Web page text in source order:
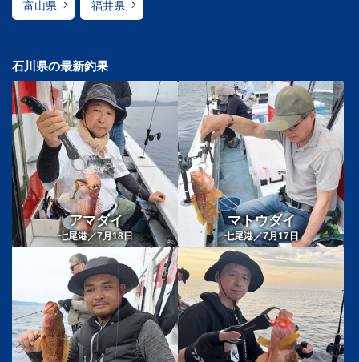
富山県 福井県
石川県の最新釣果
アマダイ
七尾港／7月18日
マトウダイ
七尾港／7月17日